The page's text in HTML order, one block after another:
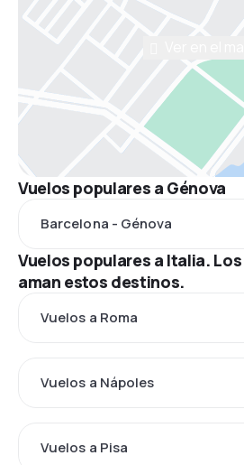
Vuelos populares a Génova
Barcelona - Génova
Vuelos populares a Italia.
aman estos destinos.
Vuelos a Roma
Vuelos a Nápoles
Vuelos a Pisa